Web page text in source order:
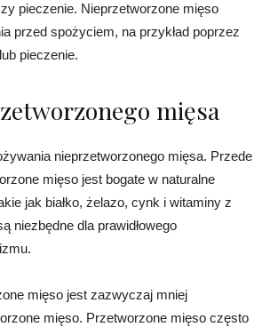
pieczenie. Nieprzetworzone mięso
przed spożyciem, na przykład poprzez
pieczenie.
mięsa
nieprzetworzonego mięsa. Przede
mięso jest bogate w naturalne
jak białko, żelazo, cynk i witaminy z
niezbędne dla prawidłowego
mięso jest zazwyczaj mniej
mięso. Przetworzone mięso często